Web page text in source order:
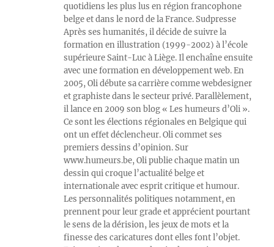
quotidiens les plus lus en région francophone
belge et dans le nord de la France. Sudpresse
Après ses humanités, il décide de suivre la
formation en illustration (1999-2002) à l’école
supérieure Saint-Luc à Liège. Il enchaîne ensuite
avec une formation en développement web. En
2005, Oli débute sa carrière comme webdesigner
et graphiste dans le secteur privé. Parallèlement,
il lance en 2009 son blog « Les humeurs d’Oli ».
Ce sont les élections régionales en Belgique qui
ont un effet déclencheur. Oli commet ses
premiers dessins d’opinion. Sur
www.humeurs.be, Oli publie chaque matin un
dessin qui croque l’actualité belge et
internationale avec esprit critique et humour.
Les personnalités politiques notamment, en
prennent pour leur grade et apprécient pourtant
le sens de la dérision, les jeux de mots et la
finesse des caricatures dont elles font l’objet.